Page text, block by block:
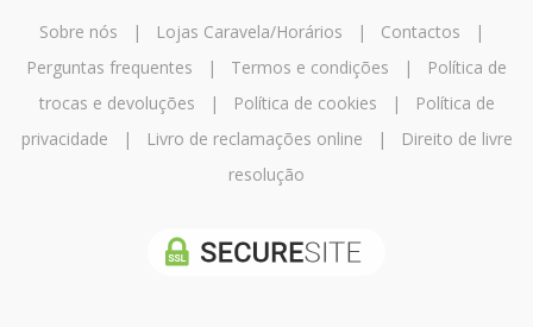
Sobre nós | Lojas Caravela/Horários | Contactos |
Perguntas frequentes | Termos e condições |
Política de
trocas e devoluções | Política de cookies |
Política de
privacidade | Livro de reclamações online |
Direito de livre
resolução